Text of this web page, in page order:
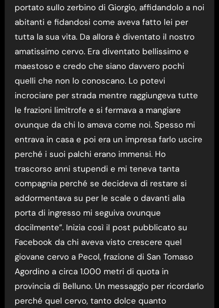
portato sullo zerbino di Giorgio, affidandolo a noi
abitanti e fidandosi come aveva fatto lei per
tutta la sua vita. Da allora è diventato il nostro
amatissimo cervo. Era diventato bellissimo e
maestoso e credo che siano davvero pochi
quelli che non lo conoscano. Lo potevi
incrociare per strada mentre raggiungeva tutte
le frazioni limitrofe e si fermava a mangiare
ovunque da chi lo amava come noi. Spesso mi
entrava in casa e poi era un impresa farlo uscire
perché i suoi palchi erano immensi. Ho
trascorso anni stupendi e mi teneva tanta
compagnia perché se decideva di restare si
addormentava su per le scale o davanti alla
porta di ingresso mi seguiva ovunque
docilmente”. Inizia così il post pubblicato su
Facebook da chi aveva visto crescere quel
giovane cervo a Pecol, frazione di San Tomaso
Agordino a circa 1.000 metri di quota in
provincia di Belluno. Un messaggio per ricordarlo
perché quel cervo, tanto dolce quanto